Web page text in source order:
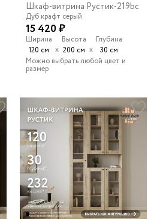
Шкаф-витрина Рустик-219bc
Дуб крафт серый
15 420 ₽
Ширина
120 см
х
Высота
200 см х
Глубина
30 см
Можно выбрать любой цвет и
размер